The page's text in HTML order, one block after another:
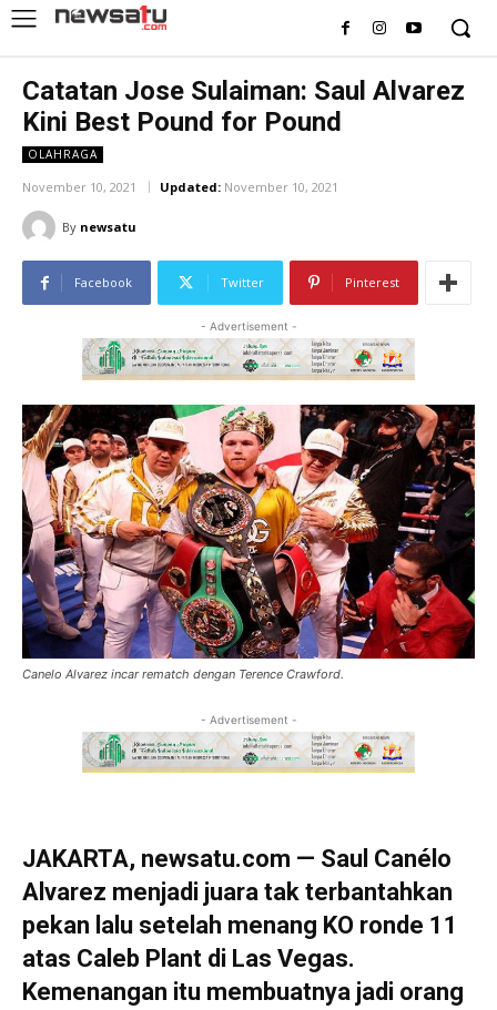
Catatan Jose Sulaiman: Saul Alvarez
Kini Best Pound for Pound
OLAHRAGA
November 10, 2021 Updated: November 10, 2021
By newsatu
Facebook Twitter Pinterest
- Advertisement -
Canelo Alvarez incar rematch dengan Terence Crawford.
- Advertisement -
JAKARTA, newsatu.com — Saul Canélo
Alvarez menjadi juara tak terbantahkan
pekan lalu setelah menang KO ronde 11
atas Caleb Plant di Las Vegas.
Kemenangan itu membuatnya jadi orang